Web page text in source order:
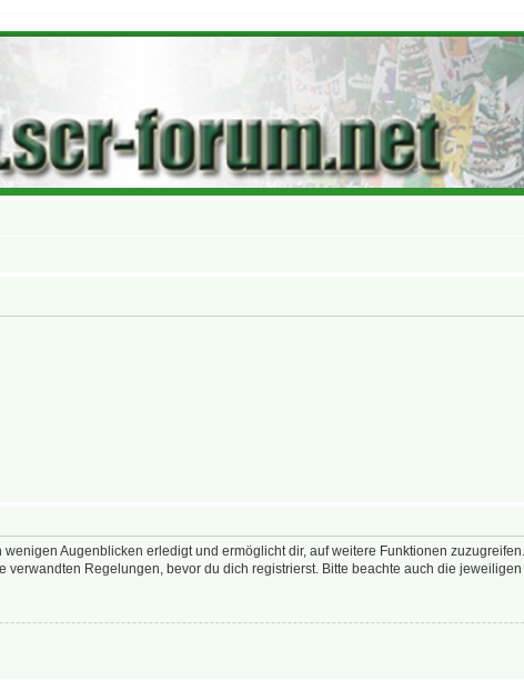
Augenblicken erledigt und ermöglicht dir, auf weitere Funktionen
Regelungen, bevor du dich registrierst. Bitte beachte auch die